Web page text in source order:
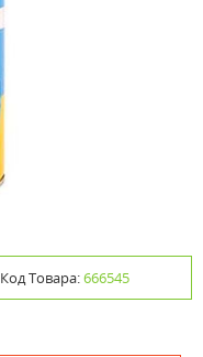
Код Товара:666545